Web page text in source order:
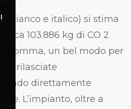
(bianco e italico) si stima
circa 103.886 kg di CO 2
Insomma, un bel modo per
rilasciate
direttamente
L’impianto, oltre a